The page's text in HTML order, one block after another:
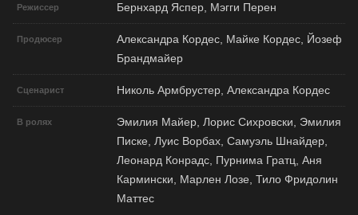
Режиссер Бернхард Яспер, Мэгги Перен
Продюсер
Александра Кордес, Майке Кордес, Йозеф
Брандмайер
Сценарист Николь Армбрустер, Александра Кордес
В ролях
Эмилия Майер, Лорис Сихровски, Эмилия
Писке, Луис Ворбах, Самуэль Шнайдер,
Леонард Конрадс, Пурнима Гратц, Аня
Кармински, Марлен Лозе, Тило Фридолин
Маттес